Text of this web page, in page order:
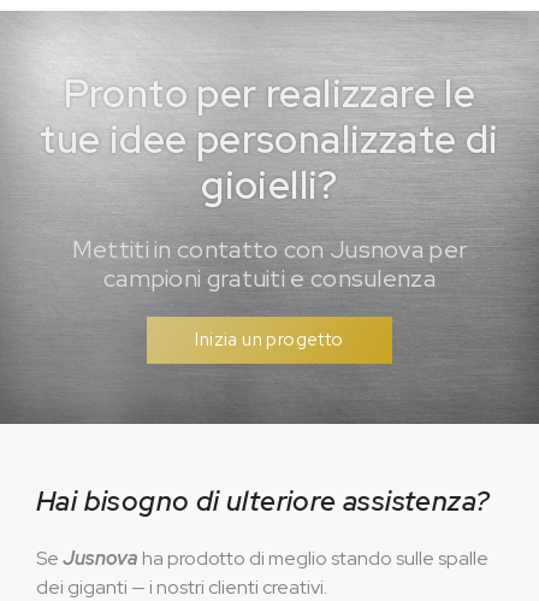
Pronto per realizzare le
tue idee personalizzate di
gioielli?
Mettiti in contatto con Jusnova per
campioni gratuiti e consulenza
Inizia un progetto
Hai bisogno di ulteriore assistenza?
SeJusnova ha prodotto di meglio stando sulle spalle
dei giganti — i nostri clienti creativi.